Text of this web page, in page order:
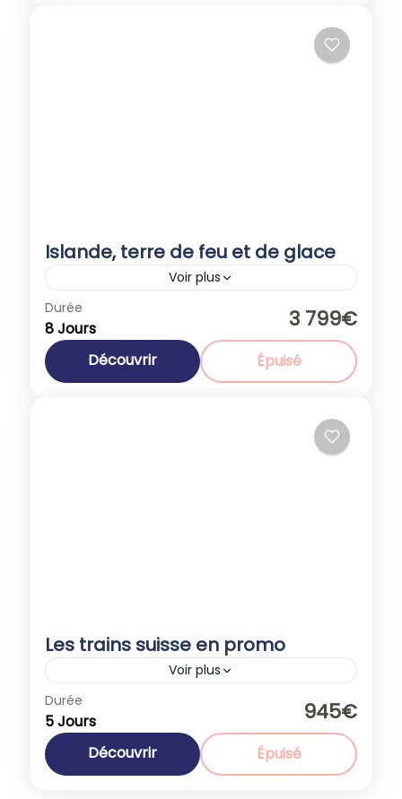
Islande, terre de feu et de glace
Voir plus
islande
1-40 People
Durée
8 Jours 3 799€
Découvrir Épuisé
Les trains suisse en promo
Voir plus
Promotions
Autriche,Europe,Suisse
1-40 People
Durée
5 Jours 945€
Découvrir Épuisé